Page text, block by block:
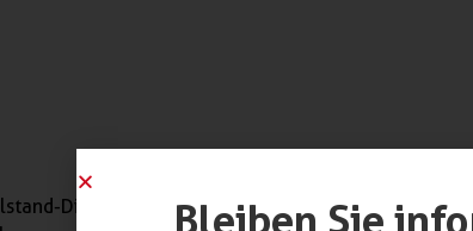
Digital Netzwerk unterstützt